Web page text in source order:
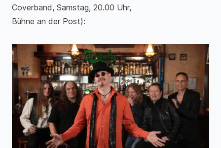
Coverband, Samstag, 20.00 Uhr,
Bühne an der Post):